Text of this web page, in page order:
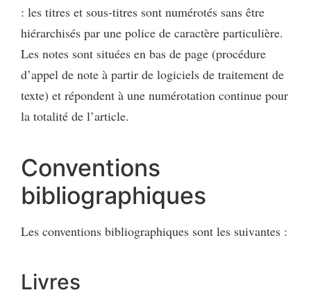
: les titres et sous-titres sont numérotés sans être
hiérarchisés par une police de caractère particulière.
Les notes sont situées en bas de page (procédure
d’appel de note à partir de logiciels de traitement de
texte) et répondent à une numérotation continue pour
la totalité de l’article.
Conventions
bibliographiques
Les conventions bibliographiques sont les suivantes :
Livres